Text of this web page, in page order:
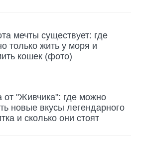
мечты существует: где
только жить у моря и
кошек (фото)
от "Живчика": где можно
новые вкусы легендарного
и сколько они стоят